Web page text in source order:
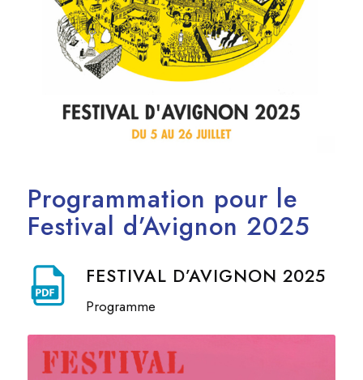
Programmation pour le
Festival d’Avignon 2025
FESTIVAL D’AVIGNON 2025
Programme